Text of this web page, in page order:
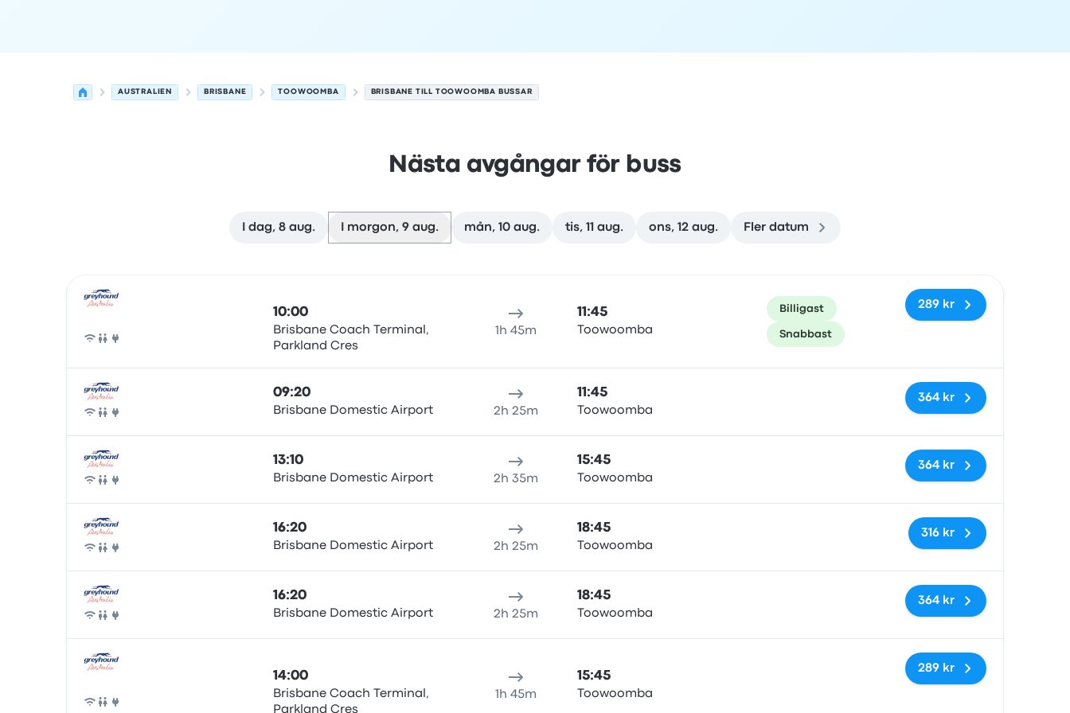
AUSTRALIEN BRISBANE TOOWOOMBA BRISBANE TILL TOOWOOMBA BUSSAR
Nästa avgångar för buss
I dag, 8 aug. I morgon, 9 aug. mån, 10 aug. tis, 11 aug. ons, 12 aug. Fler datum
Buss
10:00
Brisbane Coach Terminal,
Parkland Cres
1h 45m
11:45
Toowoomba
Billigast
Snabbast
289 kr
Buss
09:20
Brisbane Domestic Airport 2h 25m
11:45
Toowoomba
Inga taggar
364 kr
Buss
13:10
Brisbane Domestic Airport 2h 35m
15:45
Toowoomba
Inga taggar
364 kr
Buss
16:20
Brisbane Domestic Airport 2h 25m
18:45
Toowoomba
Inga taggar
316 kr
Buss
16:20
Brisbane Domestic Airport 2h 25m
18:45
Toowoomba
Inga taggar
364 kr
Buss
14:00
Brisbane Coach Terminal,
Parkland Cres
1h 45m
15:45
Toowoomba
Inga taggar
289 kr